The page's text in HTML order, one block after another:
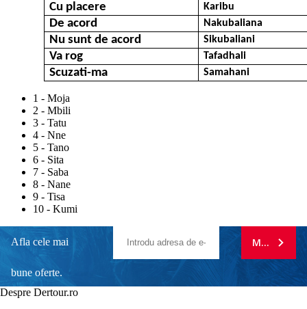
Cu placere Karibu
De acord Nakubaliana
Nu sunt de acord Sikubaliani
Va rog Tafadhali
Scuzati-ma Samahani
1 - Moja
2 - Mbili
3 - Tatu
4 - Nne
5 - Tano
6 - Sita
7 - Saba
8 - Nane
9 - Tisa
10 - Kumi
Afla cele mai
bune oferte.
MA
Despre Dertour.ro